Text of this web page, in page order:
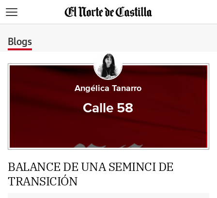
Blogs
Angélica Tanarro
Calle 58
BALANCE DE UNA SEMINCI DE
TRANSICIÓN